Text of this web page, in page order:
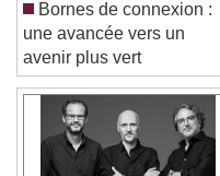
Color
Font Size
Text Edge
Bornes de connexion :
une avancée vers un
avenir plus vert